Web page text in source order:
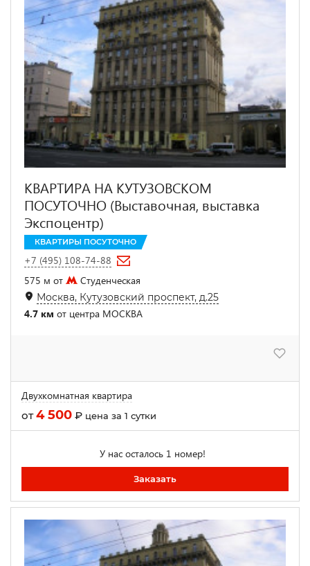
КВАРТИРА НА КУТУЗОВСКОМ
ПОСУТОЧНО (Выставочная, выставка
Экспоцентр)
КВАРТИРЫ ПОСУТОЧНО
+7 (495) 108-74-88
575 м от
Студенческая
Москва, Кутузовский проспект, д.25
4.7 км от центра МОСКВА
Двухкомнатная квартира
от4 500 ₽ цена за 1 сутки
У нас осталось 1 номер!
Заказать